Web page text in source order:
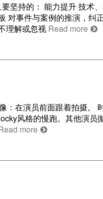
坚持的： 能力提升 技术
对事件与案例的推演，纠
理解或忽视 Read more
在演员前面跟着拍摄。
风格的慢跑。其他演
more